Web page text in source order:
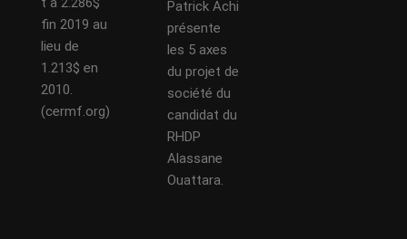
fin 2019 au
lieu de
1.213$ en
2010.
(cermf.org)
Patrick Achi
présente
les 5 axes
du projet de
société du
candidat du
RHDP
Alassane
Ouattara.